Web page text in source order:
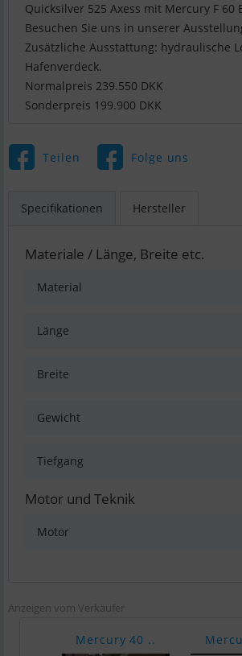
Quicksilver 525 Axess mit Mercury F 60
Besuchen Sie uns in unserer
Zusätzliche Ausstattung: hydraulische
Hafenverdeck.
Normalpreis 239.550 DKK
Sonderpreis 199.900 DKK
Teilen Folge uns
Specifikationen Hersteller
Materiale / Länge, Breite etc.
Material
Länge
Breite
Gewicht
Tiefgang
Motor und Teknik
Motor
Anzeigen vom Verkäufer
Mercury 40 ..